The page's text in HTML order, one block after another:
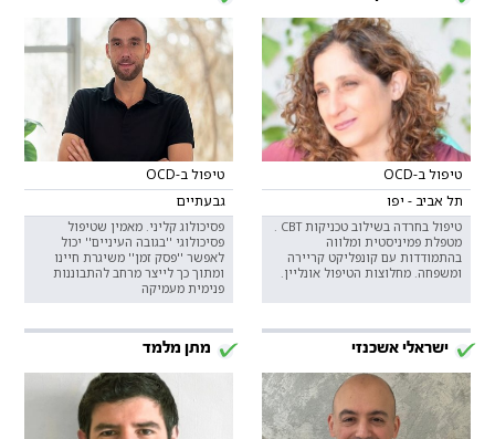
טיפול ב-OCD
תל אביב - יפו
טיפול בחרדה בשילוב טכניקות CBT .
מטפלת פמיניסטית ומלווה
בהתמודדות עם קונפליקט קריירה
ומשפחה. מחלוצות הטיפול אונליין.
טיפול ב-OCD
גבעתיים
פסיכולוג קליני. מאמין שטיפול
פסיכולוגי ''בגובה העיניים'' יכול
לאפשר ''פסק זמן'' משיגרת חיינו
ומתוך כך לייצר מרחב להתבוננות
פנימית מעמיקה
ישראלי אשכנזי מתן מלמד